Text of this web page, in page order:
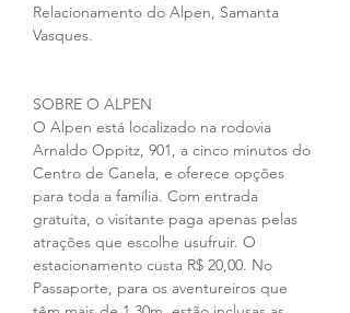
Relacionamento do Alpen, Samanta
Vasques.
SOBRE O ALPEN
O Alpen está localizado na rodovia
Arnaldo Oppitz, 901, a cinco minutos do
Centro de Canela, e oferece opções
para toda a família. Com entrada
gratuita, o visitante paga apenas pelas
atrações que escolhe usufruir. O
estacionamento custa R$ 20,00. No
Passaporte, para os aventureiros que